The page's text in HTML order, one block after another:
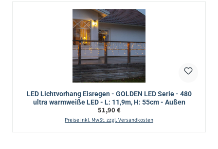
LED Lichtvorhang Eisregen - GOLDEN LED Serie - 480
ultra warmweiße LED - L: 11,9m, H: 55cm - Außen
Regulärer Preis:
51,90 €
Preise inkl. MwSt. zzgl. Versandkosten